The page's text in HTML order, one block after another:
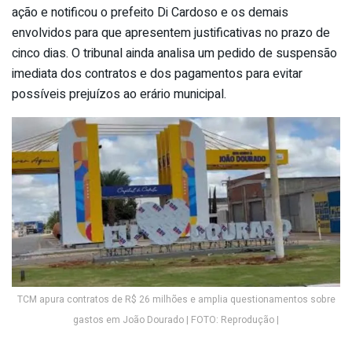
ação e notificou o prefeito Di Cardoso e os demais
envolvidos para que apresentem justificativas no prazo de
cinco dias. O tribunal ainda analisa um pedido de suspensão
imediata dos contratos e dos pagamentos para evitar
possíveis prejuízos ao erário municipal.
TCM apura contratos de R$ 26 milhões e amplia questionamentos sobre
gastos em João Dourado | FOTO: Reprodução |